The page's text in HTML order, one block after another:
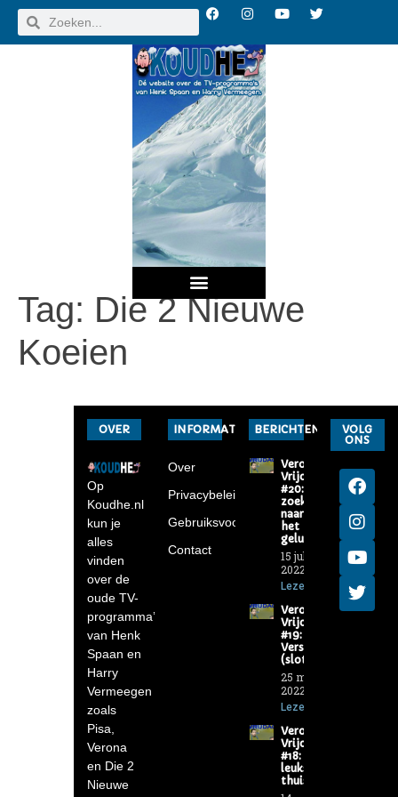
Tag: Die 2 Nieuwe
Koeien
OVER
Op
Koudhe.nl
kun je
alles
vinden
over de
oude TV-
programma’s
van Henk
Spaan en
Harry
Vermeegen
zoals
Pisa,
Verona
en Die 2
Nieuwe
INFORMATIE
Over
Privacybeleid
Gebruiksvoorwaarden
Contact
BERICHTEN
Verona-
Vrijdag
#20: Op
zoek
naar
het
geluk
15 juli
2022
Lezen »
Verona-
Vrijdag
#19: De
Versierders
(slot)
25 maart
2022
Lezen »
Verona-
Vrijdag
#18: De
leukste
thuis
VOLG
ONS